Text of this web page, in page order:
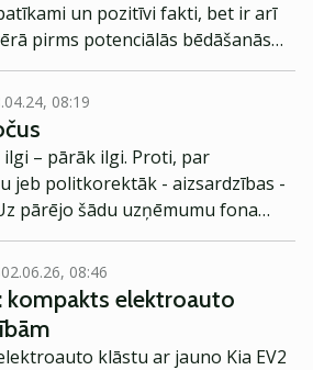
un pozitīvi fakti, bet ir arī
pirms potenciālās bēdāšanās
08:19
– pārāk ilgi. Proti, par
jeb politkorektāk - aizsardzības -
pārējo šādu uzņēmumu fona
uzņēmumus Vācijas Rheinmetall
02.06.26, 08:46
kompakts elektroauto
klāstu ar jauno Kia EV2